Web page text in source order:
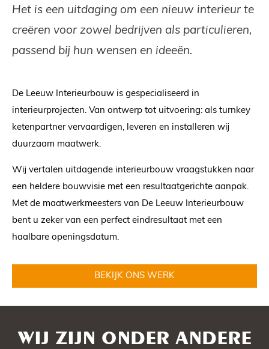
Het is een uitdaging om een nieuw interieur te
creëren voor zowel bedrijven als particulieren,
passend bij hun wensen en ideeën.
De Leeuw Interieurbouw is gespecialiseerd in
interieurprojecten. Van ontwerp tot uitvoering: als turnkey
ketenpartner vervaardigen, leveren en installeren wij
duurzaam maatwerk.
Wij vertalen uitdagende interieurbouw vraagstukken naar
een heldere bouwvisie met een resultaatgerichte aanpak.
Met de maatwerkmeesters van De Leeuw Interieurbouw
bent u zeker van een perfect eindresultaat met een
haalbare openingsdatum.
BEKIJK ONS WERK
WIJ ZIJN ONDER ANDERE